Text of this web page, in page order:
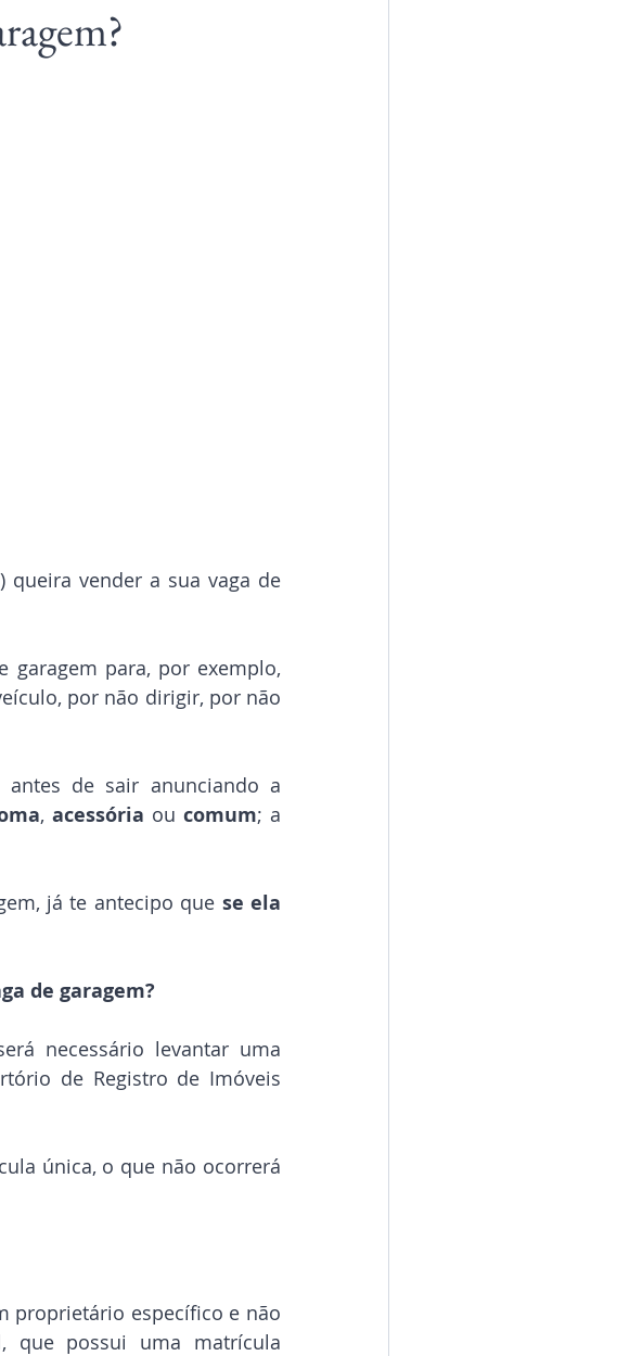
queira vender a sua vaga de
garagem para, por exemplo,
por não dirigir, por não
antes de sair anunciando a
, acessória ou comum; a
já te antecipo que se ela
de garagem?
necessário levantar uma
de Registro de Imóveis
única, o que não ocorrerá
proprietário específico e não
que possui uma matrícula